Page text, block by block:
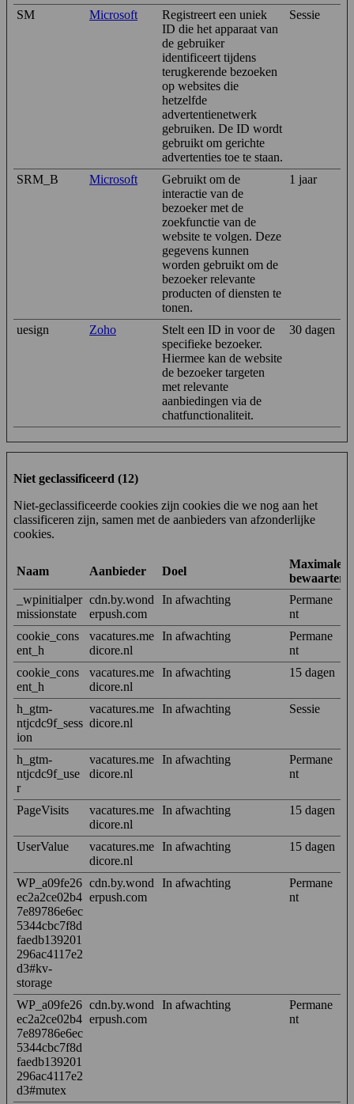
SM Microsoft
Registreert een uniek
ID die het apparaat van
de gebruiker
identificeert tijdens
terugkerende bezoeken
op websites die
hetzelfde
advertentienetwerk
gebruiken. De ID wordt
gebruikt om gerichte
advertenties toe te staan.
Sessie
SRM_B Microsoft
Gebruikt om de
interactie van de
bezoeker met de
zoekfunctie van de
website te volgen. Deze
gegevens kunnen
worden gebruikt om de
bezoeker relevante
producten of diensten te
tonen.
1 jaar
uesign Zoho
Stelt een ID in voor de
specifieke bezoeker.
Hiermee kan de website
de bezoeker targeten
met relevante
aanbiedingen via de
chatfunctionaliteit.
30 dagen
Niet geclassificeerd (12)
Niet-geclassificeerde cookies zijn cookies die we nog aan het
classificeren zijn, samen met de aanbieders van afzonderlijke
cookies.
Naam Aanbieder Doel
Maximale
_wpinitialper
missionstate
cdn.by.wond
erpush.com
In afwachting
Permane
nt
cookie_cons
ent_h
vacatures.me
dicore.nl
In afwachting
Permane
nt
cookie_cons
ent_h
vacatures.me
dicore.nl
In afwachting 15 dagen
h_gtm-
ntjcdc9f_sess
ion
vacatures.me
dicore.nl
In afwachting Sessie
h_gtm-
ntjcdc9f_use
r
vacatures.me
dicore.nl
In afwachting
Permane
nt
PageVisits
vacatures.me
dicore.nl
In afwachting 15 dagen
UserValue
vacatures.me
dicore.nl
In afwachting 15 dagen
WP_a09fe26
ec2a2ce02b4
7e89786e6ec
5344cbc7f8d
faedb139201
296ac4117e2
d3#kv-
storage
cdn.by.wond
erpush.com
In afwachting
Permane
nt
WP_a09fe26
ec2a2ce02b4
7e89786e6ec
5344cbc7f8d
faedb139201
296ac4117e2
d3#mutex
cdn.by.wond
erpush.com
In afwachting
Permane
nt